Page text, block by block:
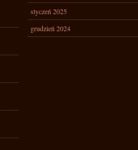
styczeń 2025
grudzień 2024